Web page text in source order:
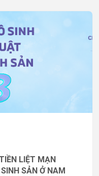
LIỆT MẠN
SẢN Ở NAM